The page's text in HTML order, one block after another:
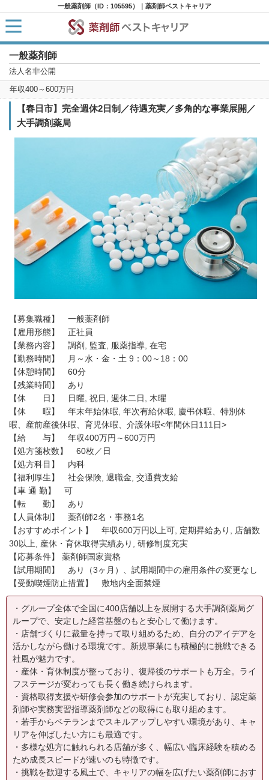
一般薬剤師（ID：105595）｜薬剤師ベストキャリア
一般薬剤師
法人名非公開
年収400～600万円
【春日市】完全週休2日制／待遇充実／多角的な事業展開／
大手調剤薬局
【募集職種】 一般薬剤師
【雇用形態】 正社員
【業務内容】 調剤, 監査, 服薬指導, 在宅
【勤務時間】 月～水・金・土 9：00～18：00
【休憩時間】 60分
【残業時間】 あり
【休 日】 日曜, 祝日, 週休二日, 木曜
【休 暇】 年末年始休暇, 年次有給休暇, 慶弔休暇、特別休
暇、産前産後休暇、育児休暇、介護休暇<年間休日111日>
【給 与】 年収400万円～600万円
【処方箋枚数】 60枚／日
【処方科目】 内科
【福利厚生】 社会保険, 退職金, 交通費支給
【車 通 勤】 可
【転 勤】 あり
【人員体制】 薬剤師2名・事務1名
【おすすめポイント】 年収600万円以上可, 定期昇給あり, 店舗数
30以上, 産休・育休取得実績あり, 研修制度充実
【応募条件】 薬剤師国家資格
【試用期間】 あり（3ヶ月）、試用期間中の雇用条件の変更なし
【受動喫煙防止措置】 敷地内全面禁煙
・グループ全体で全国に400店舗以上を展開する大手調剤薬局グ
ループで、安定した経営基盤のもと安心して働けます。
・店舗づくりに裁量を持って取り組めるため、自分のアイデアを
活かしながら働ける環境です。新規事業にも積極的に挑戦できる
社風が魅力です。
・産休・育休制度が整っており、復帰後のサポートも万全。ライ
フステージが変わっても長く働き続けられます。
・資格取得支援や研修会参加のサポートが充実しており、認定薬
剤師や実務実習指導薬剤師などの取得にも取り組めます。
・若手からベテランまでスキルアップしやすい環境があり、キャ
リアを伸ばしたい方にも最適です。
・多様な処方に触れられる店舗が多く、幅広い臨床経験を積める
ため成長スピードが速いのも特徴です。
・挑戦を歓迎する風土で、キャリアの幅を広げたい薬剤師におす
HOME
求人検索
新着求人
求人ランキング
キャリアアドバイザー紹介
コラム
転職支援サービスに申し込む